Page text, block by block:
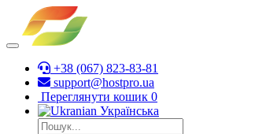
+38 (067) 823-83-81
support@hostpro.ua
Переглянути кошик 0
Українська